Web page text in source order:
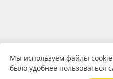
Мы используем файлы cookie
было удобнее пользоваться